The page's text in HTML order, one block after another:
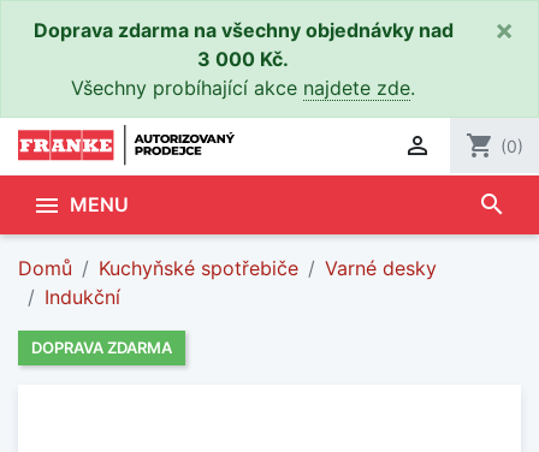
Doprava zdarma na všechny objednávky nad
3 000 Kč.
Všechny probíhající akce najdete zde.
×
 shopping_cart (0)
 MENU search
Domů Kuchyňské spotřebiče
Varné desky
Indukční
DOPRAVA ZDARMA